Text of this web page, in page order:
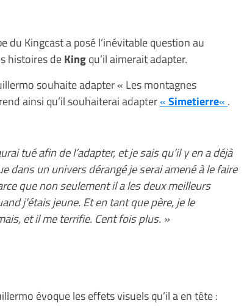
du Kingcast a posé l’inévitable question au
histoires deKingqu’il aimerait adapter.
souhaite adapter « Les montagnes
ainsi qu’il souhaiterai adapter«Simetierre« .
tué afin de l’adapter, et je sais qu’il y en a déjà
dans un univers dérangé je serai amené à le faire
que non seulement il a les deux meilleurs
j’étais jeune. Et en tant que père, je le
et il me terrifie. Cent fois plus. »
évoque les effets visuels qu’il a en tête :